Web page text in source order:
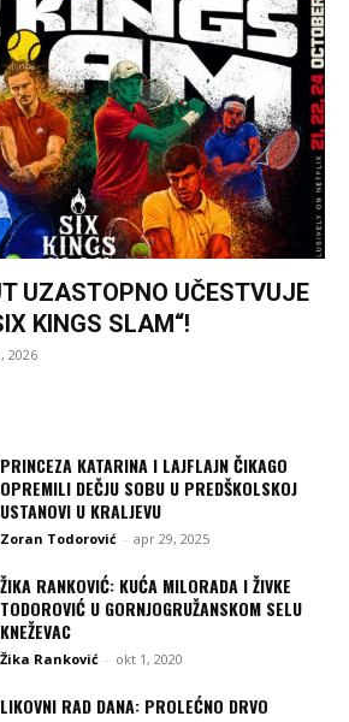
UZASTOPNO UČESTVUJE
KINGS SLAM“!
2026
PRINCEZA KATARINA I LAJFLAJN ČIKAGO
OPREMILI DEČJU SOBU U PREDŠKOLSKOJ
USTANOVI U KRALJEVU
Zoran Todorović - apr 29, 2025
ŽIKA RANKOVIĆ: KUĆA MILORADA I ŽIVKE
TODOROVIĆ U GORNJOGRUŽANSKOM SELU
KNEŽEVAC
Žika Ranković - okt 1, 2020
LIKOVNI RAD DANA: PROLEĆNO DRVO